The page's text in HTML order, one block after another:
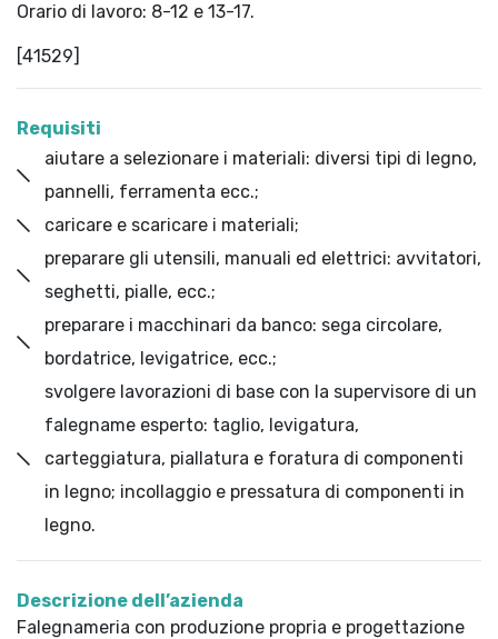
Orario di lavoro: 8-12 e 13-17.
[41529]
Requisiti
aiutare a selezionare i materiali: diversi tipi di legno,
pannelli, ferramenta ecc.;
caricare e scaricare i materiali;
preparare gli utensili, manuali ed elettrici: avvitatori,
seghetti, pialle, ecc.;
preparare i macchinari da banco: sega circolare,
bordatrice, levigatrice, ecc.;
svolgere lavorazioni di base con la supervisore di un
falegname esperto: taglio, levigatura,
carteggiatura, piallatura e foratura di componenti
in legno; incollaggio e pressatura di componenti in
legno.
Descrizione dell’azienda
Falegnameria con produzione propria e progettazione